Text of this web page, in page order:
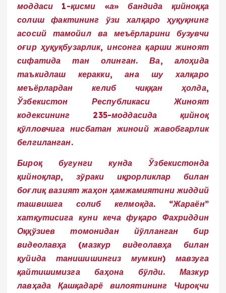
моддаси 1-қисми «а» бандида қийноққа
солиш фактининг ўзи халқаро ҳуқуқнинг
асосий тамойил ва меъёрларини бузувчи
оғир ҳуқуқбузарлик, инсонга қарши жиноят
сифатида тан олинган. Ва, алоҳида
таъкидлаш керакки, ана шу халқаро
меъёрлардан келиб чиққан ҳолда,
Ўзбекистон Республикаси Жиноят
кодексининг 235-моддасида қийноқ
қўлловчига нисбатан жиноий жавобгарлик
белгиланган.
Бироқ бугунги кунда Ўзбекистонда
қийноқлар, зўраки иқрорликлар билан
боғлиқ вазият жаҳон ҳамжамиятини жиддий
ташвишга солиб келмоқда. “Жараён”
хатқутисига куни кеча фуқаро Фахриддин
Оққўзиев томонидан йўлланган бир
видеолавҳа (мазкур видеолавҳа билан
қуйида танишишингиз мумкин) мавзуга
қайтишимизга баҳона бўлди. Мазкур
лавҳада Қашқадарё вилоятининг Чироқчи